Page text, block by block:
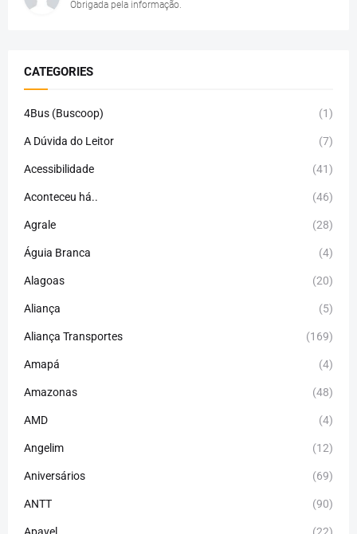
Obrigada pela informação.
CATEGORIES
4Bus (Buscoop) (1)
A Dúvida do Leitor (7)
Acessibilidade (41)
Aconteceu há.. (46)
Agrale (28)
Águia Branca (4)
Alagoas (20)
Aliança (5)
Aliança Transportes (169)
Amapá (4)
Amazonas (48)
AMD (4)
Angelim (12)
Aniversários (69)
ANTT (90)
Apavel (22)